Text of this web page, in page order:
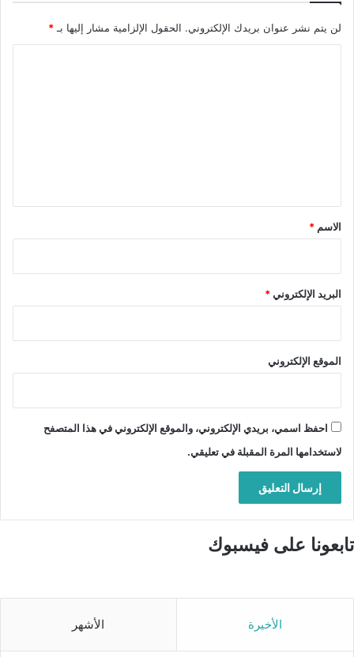
لن يتم نشر عنوان بريدك الإلكتروني. الحقول الإلزامية مشار إليها بـ *
*
الاسم *
البريد الإلكتروني*
الموقع الإلكتروني
احفظ اسمي، بريدي الإلكتروني، والموقع الإلكتروني في هذا المتصفح
لاستخدامها المرة المقبلة في تعليقي.
تابعونا على فيسبوك
الأخيرة الأشهر